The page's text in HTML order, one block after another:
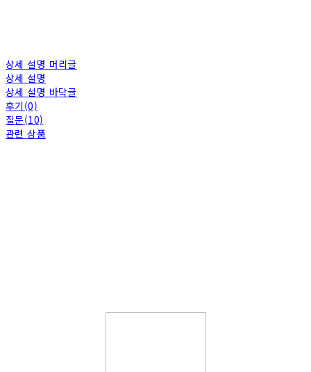
상세 설명 머리글
상세 설명
상세 설명 바닥글
후기(0)
질문(10)
관련 상품